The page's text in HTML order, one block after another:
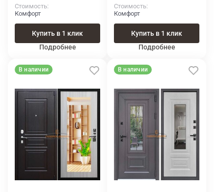
Стоимость
Комфорт
Купить в 1 клик
Подробнее
Стоимость
Комфорт
Купить в 1 клик
Подробнее
В наличии В наличии